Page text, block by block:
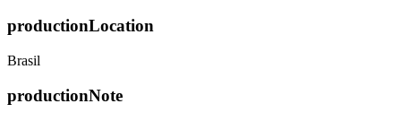
productionLocation
Brasil
productionNote